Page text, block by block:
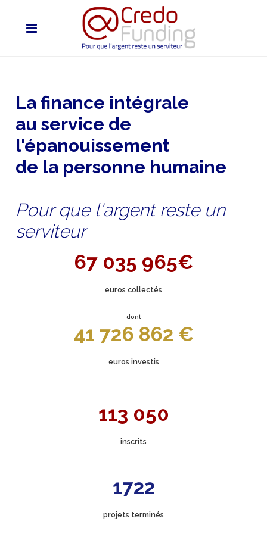
La finance intégrale
au service de
l'épanouissement
de la personne humaine
Pour que l'argent reste un
serviteur
67 035 965€
euros collectés
dont
41 726 862 €
euros investis
113 050
inscrits
1722
projets terminés